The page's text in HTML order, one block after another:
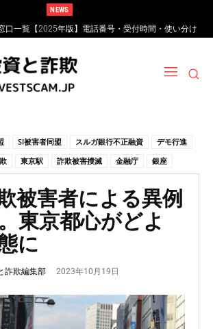
NEWS
一覧【2025年版】電話番号・受付時間・使い分け
完全ガイド
用とは？仕組み・リスク・高金利通貨詐欺の見分け
方
SI被害者同盟 スルガ銀行不正融資
デモ行進
東京駅 詐欺被害撲滅 金融庁 銀座
被害者による異例
東京都心がどよ
に
詐欺編集部 2023年10月19日